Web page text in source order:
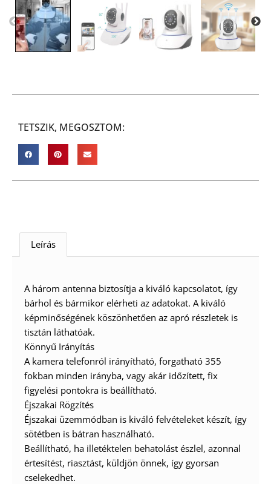
TETSZIK, MEGOSZTOM:
Leírás
A három antenna biztosítja a kiváló kapcsolatot, így
bárhol és bármikor elérheti az adatokat. A kiváló
képminőségének köszönhetően az apró részletek is
tisztán láthatóak.
Könnyű Irányítás
A kamera telefonról irányítható, forgatható 355
fokban minden irányba, vagy akár időzített, fix
figyelési pontokra is beállítható.
Éjszakai Rögzítés
Éjszakai üzemmódban is kiváló felvételeket készít, így
sötétben is bátran használható.
Beállítható, ha illetéktelen behatolást észlel, azonnal
értesítést, riasztást, küldjön önnek, így gyorsan
cselekedhet.